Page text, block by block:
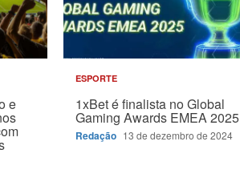
e
ESPORTE
1xBet é finalista no Global
Gaming Awards EMEA 2025
Redação 13 de dezembro de 2024